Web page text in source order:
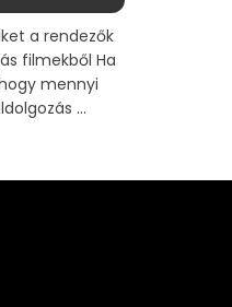
a rendezők
filmekből Ha
mennyi
...